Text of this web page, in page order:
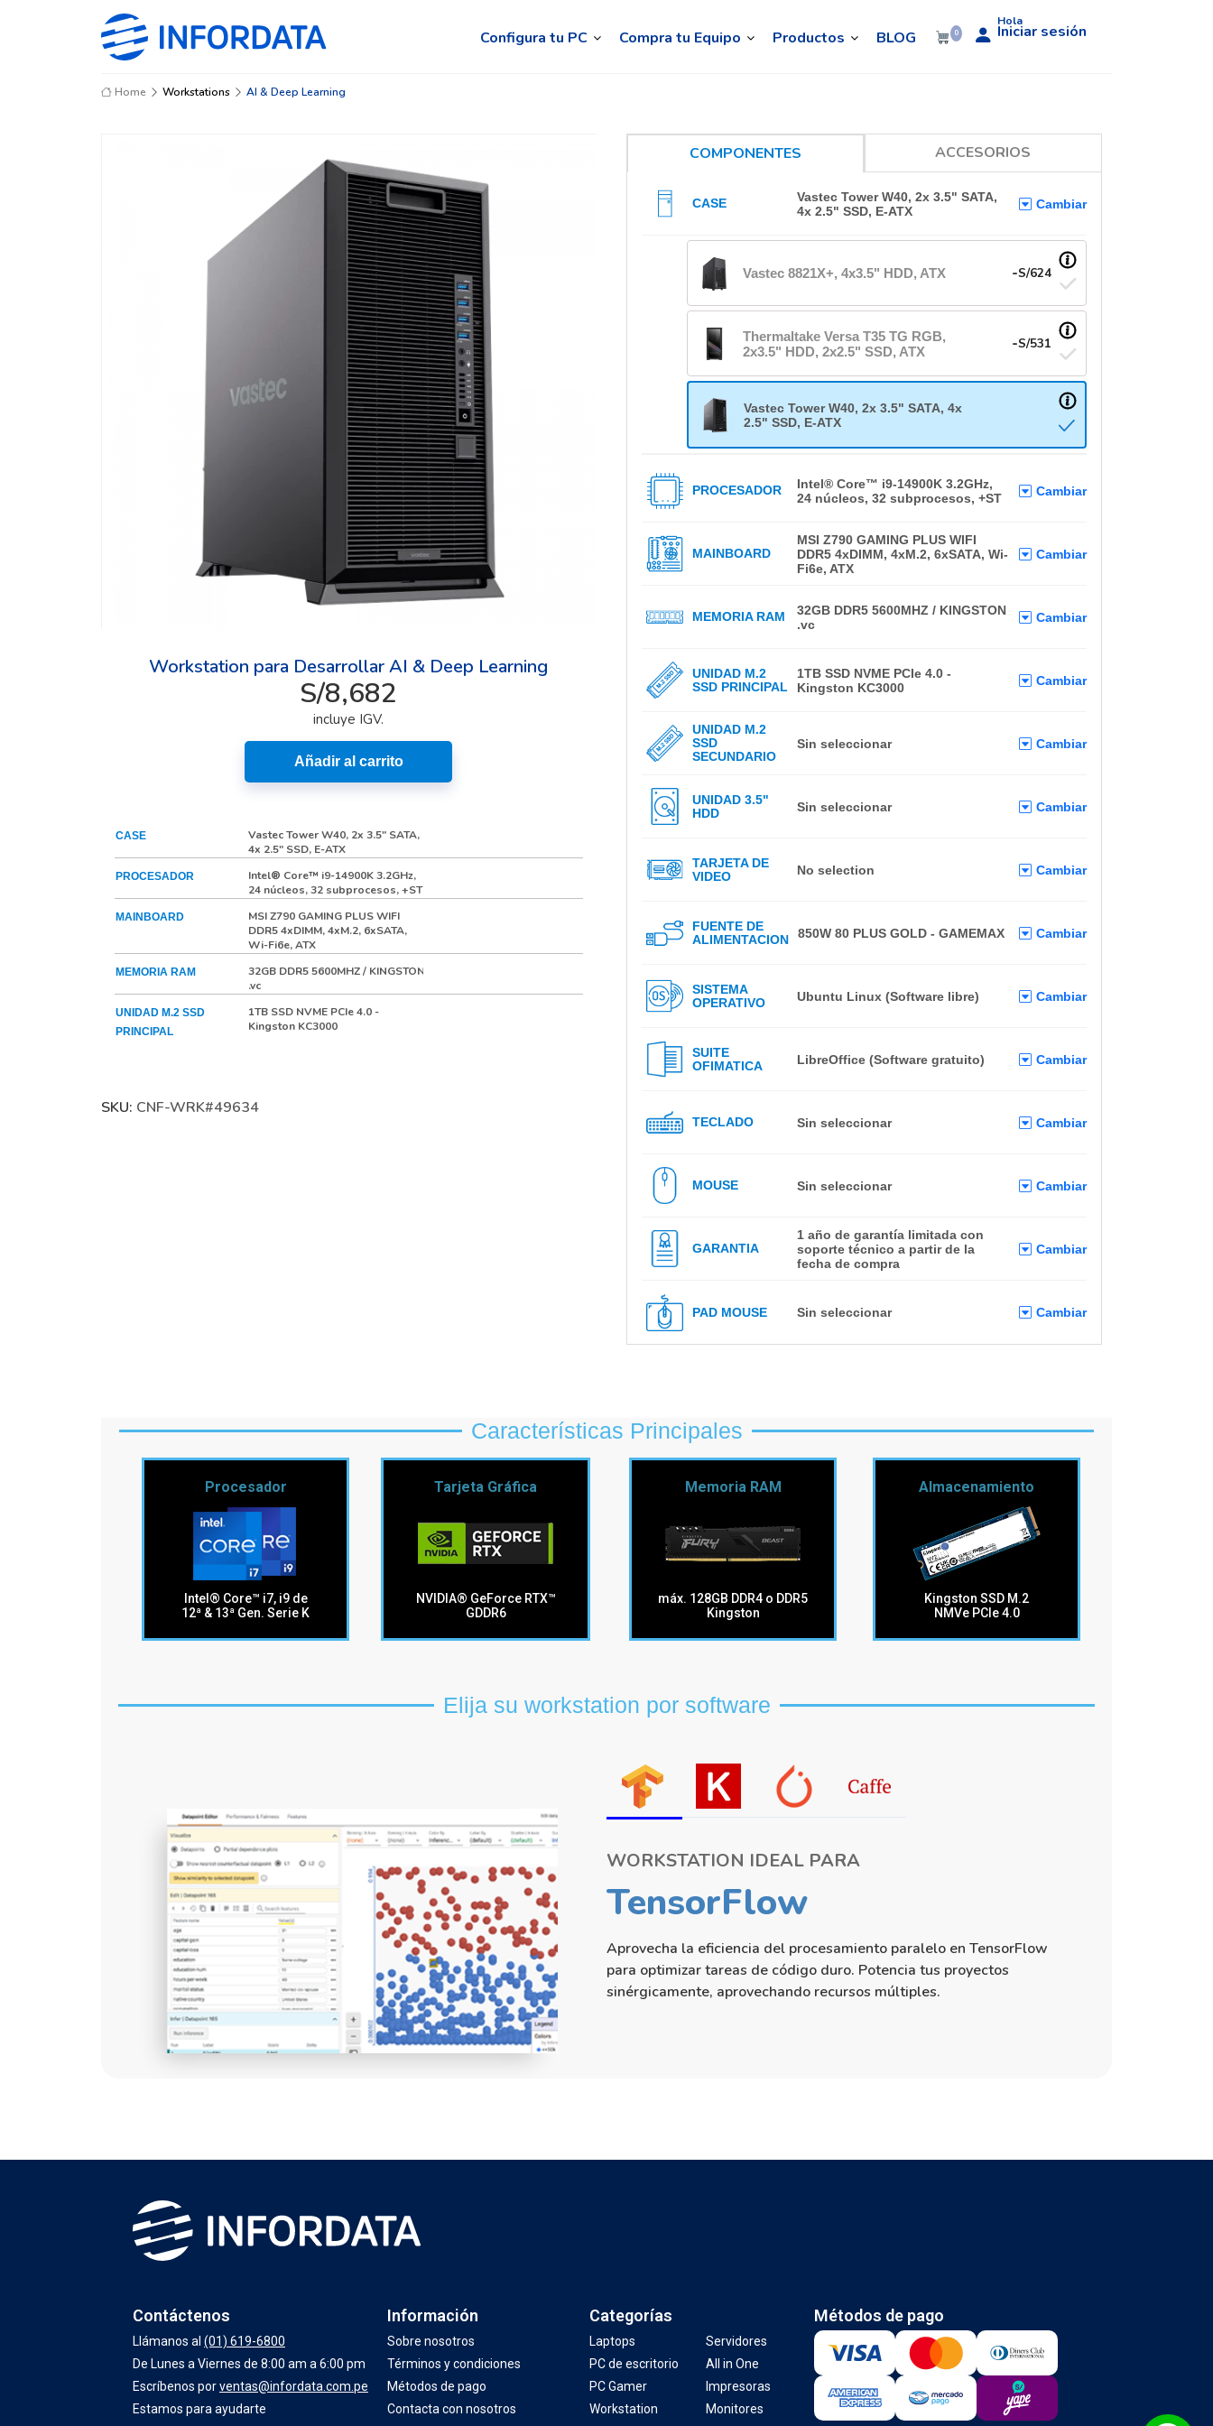
Configura tu PC Compra tu Equipo Productos BLOG 0
Hola
Iniciar sesión
Home Workstations AI & Deep Learning
Workstation para Desarrollar AI & Deep Learning
S/8,682
incluye IGV.
Añadir al carrito
CASE
Vastec Tower W40, 2x 3.5" SATA,
4x 2.5" SSD, E-ATX
PROCESADOR
Intel® Core™ i9-14900K 3.2GHz,
24 núcleos, 32 subprocesos, +ST
MAINBOARD
MSI Z790 GAMING PLUS WIFI
DDR5 4xDIMM, 4xM.2, 6xSATA,
Wi-Fi6e, ATX
MEMORIA RAM
32GB DDR5 5600MHZ / KINGSTON
.vc
UNIDAD M.2 SSD
PRINCIPAL
1TB SSD NVME PCIe 4.0 -
Kingston KC3000
UNIDAD 3.5" HDD Sin seleccionar
CAMARA WEB Sin seleccionar
Sin seleccionar
COMPONENTES ACCESORIOS
CASE
Vastec Tower W40, 2x 3.5" SATA,
4x 2.5" SSD, E-ATX
Cambiar
Vastec 8821X+, 4x3.5" HDD, ATX -S/624
Thermaltake Versa T35 TG RGB,
2x3.5" HDD, 2x2.5" SSD, ATX
-S/531
Vastec Tower W40, 2x 3.5" SATA, 4x
2.5" SSD, E-ATX
PROCESADOR
Intel® Core™ i9-14900K 3.2GHz,
24 núcleos, 32 subprocesos, +ST
Cambiar
MAINBOARD
MSI Z790 GAMING PLUS WIFI
DDR5 4xDIMM, 4xM.2, 6xSATA, Wi-
Fi6e, ATX
Cambiar
MEMORIA RAM
32GB DDR5 5600MHZ / KINGSTON
.vc
Cambiar
UNIDAD M.2
SSD PRINCIPAL
1TB SSD NVME PCIe 4.0 -
Kingston KC3000
Cambiar
UNIDAD M.2
SSD
SECUNDARIO
Sin seleccionar Cambiar
UNIDAD 3.5"
HDD
Sin seleccionar Cambiar
TARJETA DE
VIDEO
No selection Cambiar
FUENTE DE
ALIMENTACION
850W 80 PLUS GOLD - GAMEMAX Cambiar
SISTEMA
OPERATIVO
Ubuntu Linux (Software libre) Cambiar
SUITE
OFIMATICA
LibreOffice (Software gratuito) Cambiar
TECLADO Sin seleccionar Cambiar
MOUSE Sin seleccionar Cambiar
GARANTIA
1 año de garantía limitada con
soporte técnico a partir de la
fecha de compra
Cambiar
PAD MOUSE Sin seleccionar Cambiar
SKU: CNF-WRK#49634
Características Principales
Procesador
Intel® Core™ i7, i9 de
12ª & 13ª Gen. Serie K
Tarjeta Gráfica
NVIDIA® GeForce RTX™
GDDR6
Memoria RAM
máx. 128GB DDR4 o DDR5
Kingston
Almacenamiento
Kingston SSD M.2
NMVe PCIe 4.0
Elija su workstation por software
WORKSTATION IDEAL PARA
TensorFlow
Aprovecha la eficiencia del procesamiento paralelo en TensorFlow
para optimizar tareas de código duro. Potencia tus proyectos
sinérgicamente, aprovechando recursos múltiples.
Contáctenos
Llámanos al (01) 619-6800
De Lunes a Viernes de 8:00 am a 6:00 pm
Escríbenos porventas@infordata.com.pe
Estamos para ayudarte
Información
Sobre nosotros
Términos y condiciones
Métodos de pago
Contacta con nosotros
Categorías
Laptops
PC de escritorio
PC Gamer
Workstation
Servidores
All in One
Impresoras
Monitores
Métodos de pago